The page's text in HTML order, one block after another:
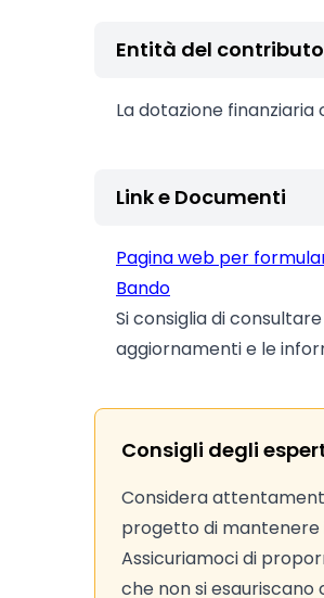
Entità del contributo
La dotazione finanziaria
Link e Documenti
Pagina web per
Bando
Si consiglia di
aggiornamenti e le
Consigli degli
Considera
progetto di mantenere
Assicuriamoci di
che non si